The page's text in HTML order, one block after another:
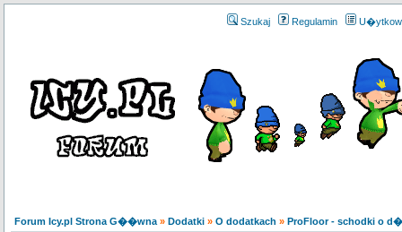
Szukaj Regulamin
Forum Icy.pl Strona G��wna » Dodatki » O dodatkach » ProFloor - schodki o